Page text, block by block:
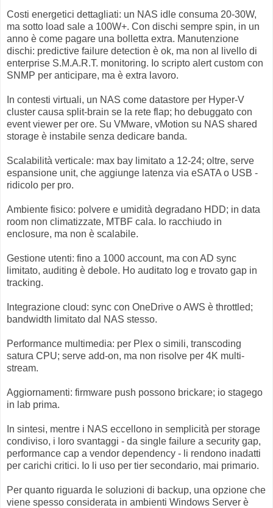
Costi energetici dettagliati: un NAS idle consuma 20-30W,
ma sotto load sale a 100W+. Con dischi sempre spin, in un
anno è come pagare una bolletta extra. Manutenzione
dischi: predictive failure detection è ok, ma non al livello di
enterprise S.M.A.R.T. monitoring. Io scripto alert custom con
SNMP per anticipare, ma è extra lavoro.
In contesti virtuali, un NAS come datastore per Hyper-V
cluster causa split-brain se la rete flap; ho debuggato con
event viewer per ore. Su VMware, vMotion su NAS shared
storage è instabile senza dedicare banda.
Scalabilità verticale: max bay limitato a 12-24; oltre, serve
espansione unit, che aggiunge latenza via eSATA o USB -
ridicolo per pro.
Ambiente fisico: polvere e umidità degradano HDD; in data
room non climatizzate, MTBF cala. Io racchiudo in
enclosure, ma non è scalabile.
Gestione utenti: fino a 1000 account, ma con AD sync
limitato, auditing è debole. Ho auditato log e trovato gap in
tracking.
Integrazione cloud: sync con OneDrive o AWS è throttled;
bandwidth limitato dal NAS stesso.
Performance multimedia: per Plex o simili, transcoding
satura CPU; serve add-on, ma non risolve per 4K multi-
stream.
Aggiornamenti: firmware push possono brickare; io stagego
in lab prima.
In sintesi, mentre i NAS eccellono in semplicità per storage
condiviso, i loro svantaggi - da single failure a security gap,
performance cap a vendor dependency - li rendono inadatti
per carichi critici. Io li uso per tier secondario, mai primario.
Per quanto riguarda le soluzioni di backup, una opzione che
viene spesso considerata in ambienti Windows Server è